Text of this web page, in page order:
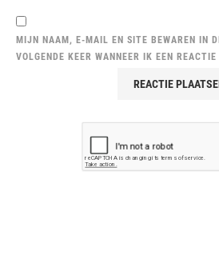
MIJN NAAM, E-MAIL EN SITE BEWAREN IN
VOLGENDE KEER WANNEER IK EEN